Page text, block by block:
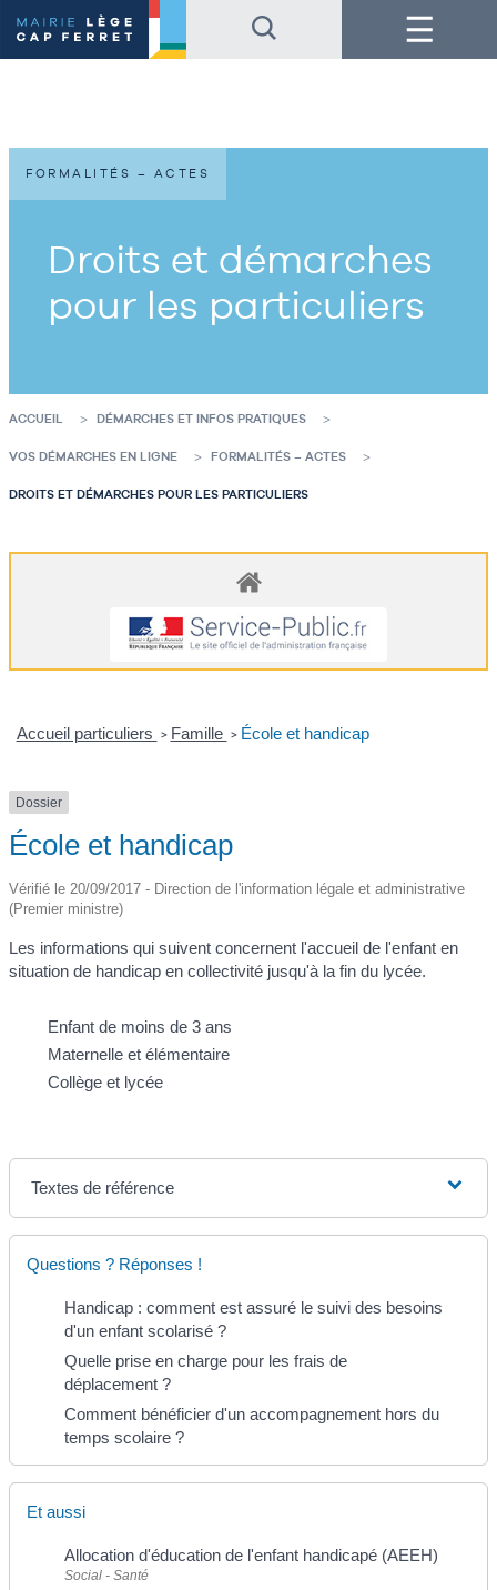
au
contenu
de
au
pied
de
Menu
Droits et démarches
pour les particuliers
FORMALITÉS – ACTES
ACCUEIL DÉMARCHES ET INFOS PRATIQUES
VOS DÉMARCHES EN LIGNE FORMALITÉS – ACTES
DROITS ET DÉMARCHES POUR LES PARTICULIERS
Accueil particuliers > Famille > École et handicap
Dossier
École et handicap
Vérifié le 20/09/2017 - Direction de l'information légale et administrative
(Premier ministre)
Les informations qui suivent concernent l'accueil de l'enfant en
situation de handicap en collectivité jusqu'à la fin du lycée.
Enfant de moins de 3 ans
Maternelle et élémentaire
Collège et lycée
Textes de référence
Questions ? Réponses !
Handicap : comment est assuré le suivi des besoins
d'un enfant scolarisé ?
Quelle prise en charge pour les frais de
déplacement ?
Comment bénéficier d'un accompagnement hors du
temps scolaire ?
Et aussi
Allocation d'éducation de l'enfant handicapé (AEEH)
Social - Santé